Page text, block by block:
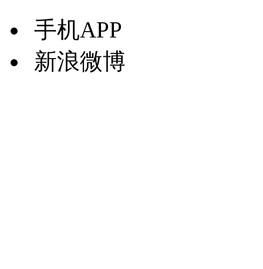
手机APP
新浪微博